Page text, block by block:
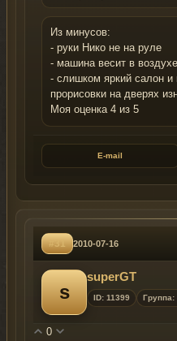
Из минусов:
- руки Нико не на руле
- машина весит в воздухе
- слишком яркий салон и
прорисовки на дверях
Моя оценка 4 из 5
E-mail
#31 2010-07-16
s
superGT
ID: 11399 Группа:
0